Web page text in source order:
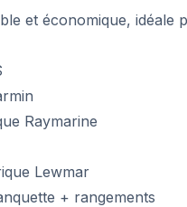
et économique, idéale
Raymarine
Lewmar
+ rangements